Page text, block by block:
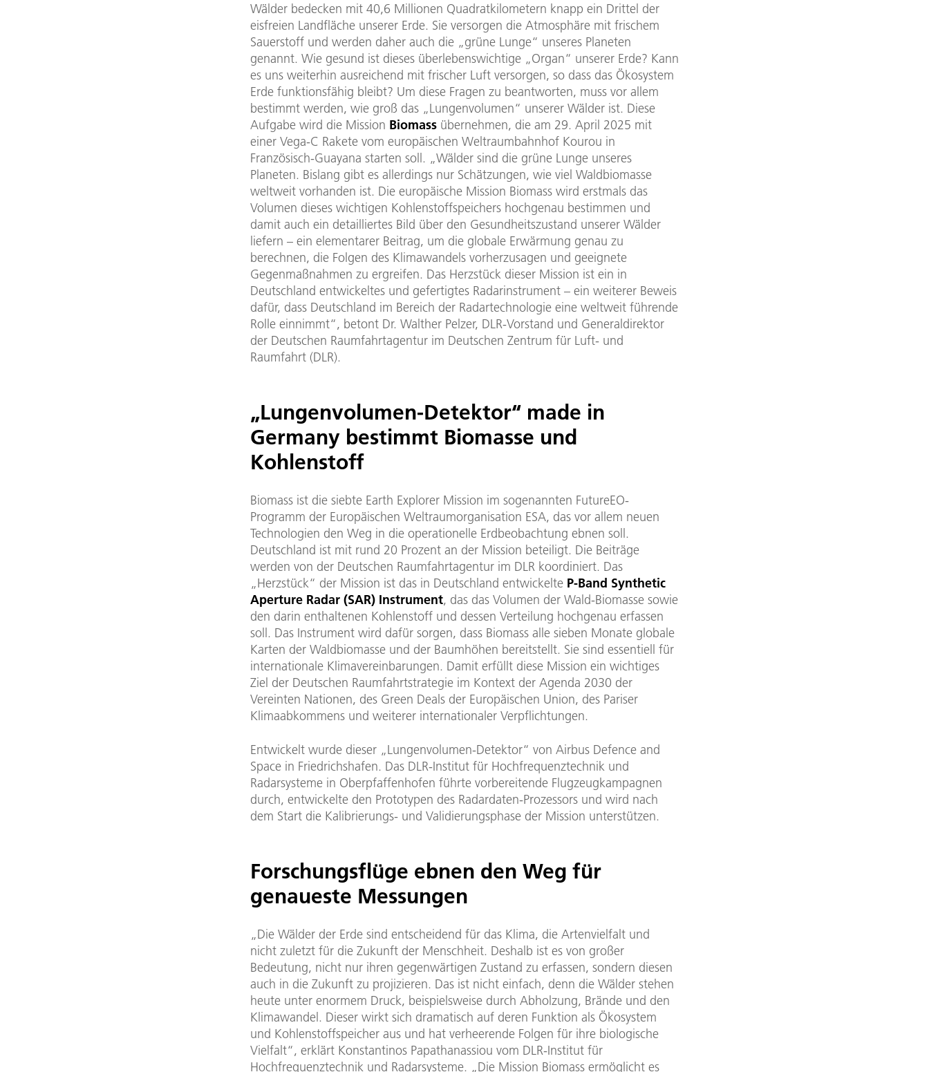
Wälder bedecken mit 40,6 Millionen Quadratkilometern knapp ein Drittel der
eisfreien Landfläche unserer Erde. Sie versorgen die Atmosphäre mit frischem
Sauerstoff und werden daher auch die „grüne Lunge“ unseres Planeten
genannt. Wie gesund ist dieses überlebenswichtige „Organ“ unserer Erde? Kann
es uns weiterhin ausreichend mit frischer Luft versorgen, so dass das Ökosystem
Erde funktionsfähig bleibt? Um diese Fragen zu beantworten, muss vor allem
bestimmt werden, wie groß das „Lungenvolumen“ unserer Wälder ist. Diese
Aufgabe wird die Mission Biomass übernehmen, die am 29. April 2025 mit
einer Vega-C Rakete vom europäischen Weltraumbahnhof Kourou in
Französisch-Guayana starten soll. „Wälder sind die grüne Lunge unseres
Planeten. Bislang gibt es allerdings nur Schätzungen, wie viel Waldbiomasse
weltweit vorhanden ist. Die europäische Mission Biomass wird erstmals das
Volumen dieses wichtigen Kohlenstoffspeichers hochgenau bestimmen und
damit auch ein detailliertes Bild über den Gesundheitszustand unserer Wälder
liefern – ein elementarer Beitrag, um die globale Erwärmung genau zu
berechnen, die Folgen des Klimawandels vorherzusagen und geeignete
Gegenmaßnahmen zu ergreifen. Das Herzstück dieser Mission ist ein in
Deutschland entwickeltes und gefertigtes Radarinstrument – ein weiterer Beweis
dafür, dass Deutschland im Bereich der Radartechnologie eine weltweit führende
Rolle einnimmt“, betont Dr. Walther Pelzer, DLR-Vorstand und Generaldirektor
der Deutschen Raumfahrtagentur im Deutschen Zentrum für Luft- und
Raumfahrt (DLR).
„Lungenvolumen-Detektor“ made in
Germany bestimmt Biomasse und
Kohlenstoff
Biomass ist die siebte Earth Explorer Mission im sogenannten FutureEO-
Programm der Europäischen Weltraumorganisation ESA, das vor allem neuen
Technologien den Weg in die operationelle Erdbeobachtung ebnen soll.
Deutschland ist mit rund 20 Prozent an der Mission beteiligt. Die Beiträge
werden von der Deutschen Raumfahrtagentur im DLR koordiniert. Das
„Herzstück“ der Mission ist das in Deutschland entwickelte P-Band Synthetic
Aperture Radar (SAR) Instrument, das das Volumen der Wald-Biomasse sowie
den darin enthaltenen Kohlenstoff und dessen Verteilung hochgenau erfassen
soll. Das Instrument wird dafür sorgen, dass Biomass alle sieben Monate globale
Karten der Waldbiomasse und der Baumhöhen bereitstellt. Sie sind essentiell für
internationale Klimavereinbarungen. Damit erfüllt diese Mission ein wichtiges
Ziel der Deutschen Raumfahrtstrategie im Kontext der Agenda 2030 der
Vereinten Nationen, des Green Deals der Europäischen Union, des Pariser
Klimaabkommens und weiterer internationaler Verpflichtungen.
Entwickelt wurde dieser „Lungenvolumen-Detektor“ von Airbus Defence and
Space in Friedrichshafen. Das DLR-Institut für Hochfrequenztechnik und
Radarsysteme in Oberpfaffenhofen führte vorbereitende Flugzeugkampagnen
durch, entwickelte den Prototypen des Radardaten-Prozessors und wird nach
dem Start die Kalibrierungs- und Validierungsphase der Mission unterstützen.
Forschungsflüge ebnen den Weg für
genaueste Messungen
„Die Wälder der Erde sind entscheidend für das Klima, die Artenvielfalt und
nicht zuletzt für die Zukunft der Menschheit. Deshalb ist es von großer
Bedeutung, nicht nur ihren gegenwärtigen Zustand zu erfassen, sondern diesen
auch in die Zukunft zu projizieren. Das ist nicht einfach, denn die Wälder stehen
heute unter enormem Druck, beispielsweise durch Abholzung, Brände und den
Klimawandel. Dieser wirkt sich dramatisch auf deren Funktion als Ökosystem
und Kohlenstoffspeicher aus und hat verheerende Folgen für ihre biologische
Vielfalt“, erklärt Konstantinos Papathanassiou vom DLR-Institut für
Hochfrequenztechnik und Radarsysteme. „Die Mission Biomass ermöglicht es